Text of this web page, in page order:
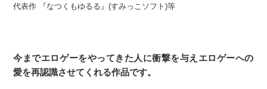
代表作 『なつくもゆるる』(すみっこソフト)等
今までエロゲーをやってきた人に衝撃を与えエロゲーへの
愛を再認識させてくれる作品です。